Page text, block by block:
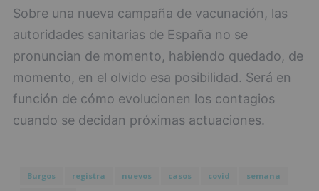
Sobre una nueva campaña de vacunación, las
autoridades sanitarias de España no se
pronuncian de momento, habiendo quedado, de
momento, en el olvido esa posibilidad. Será en
función de cómo evolucionen los contagios
cuando se decidan próximas actuaciones.
Burgos registra nuevos casos covid
semana